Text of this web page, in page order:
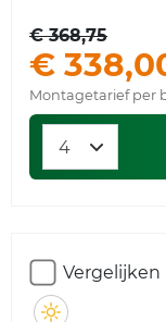
€ 368,75
€
Montagetarief per
Vergelijken